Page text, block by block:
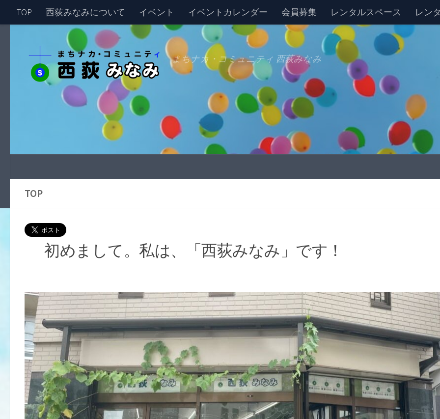
TOP 西荻みなみについて イベント イベントカレンダー 会員募集 レンタルスペース レン
まちナカ・コミュニティ 西荻みなみ
TOP
初めまして。私は、「西荻みなみ」です！